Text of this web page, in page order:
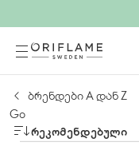
ბრენდები А დან Z
Go
ᲠᲔᲙᲝᲛᲔᲜᲓᲔᲑᲣᲚᲘ